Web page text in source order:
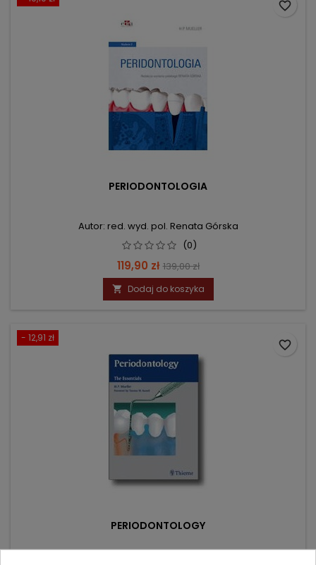
PERIODONTOLOGIA
Autor: red. wyd. pol. Renata Górska
(0)
Cena
119,90 zł Cena
podstawowa
139,00 zł
 Dodaj do koszyka
favorite_border
- 12,91 zł
PERIODONTOLOGY
favorite_border